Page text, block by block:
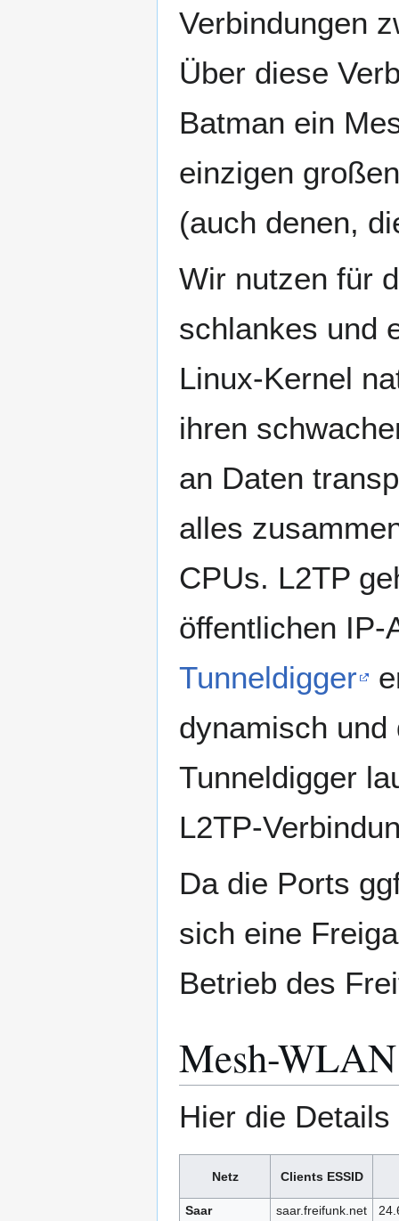
Verbindungen
Über diese
Batman ein
einzigen
(auch denen,
Wir nutzen für
schlankes und
Linux-Kernel
ihren
an Daten
alles
CPUs. L2TP
öffentlichen IP-
Tunneldigger
dynamisch und
Tunneldigger
L2TP-
Da die Ports
sich eine
Betrieb des
Mesh-WLAN
Hier die
Netz Clients ESSID
Saar saar.freifunk.net